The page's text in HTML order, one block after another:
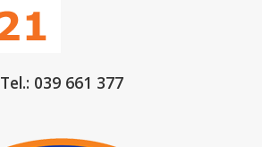
Tel.: 039 661 377